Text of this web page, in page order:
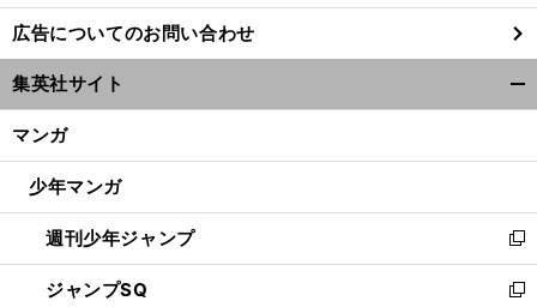
し
い
ウ
ィ
ン
ウ
開
く
広告についてのお問い合わせ
集英社サイト
マンガ
少年マンガ
週刊少年ジャンプ
新
し
い
ジャンプSQ
新